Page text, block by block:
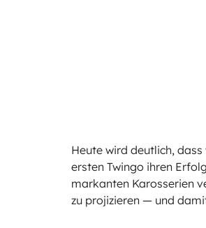
Heute wird deutlich,
ersten Twingo ihren
markanten Karosserien
zu projizieren — und